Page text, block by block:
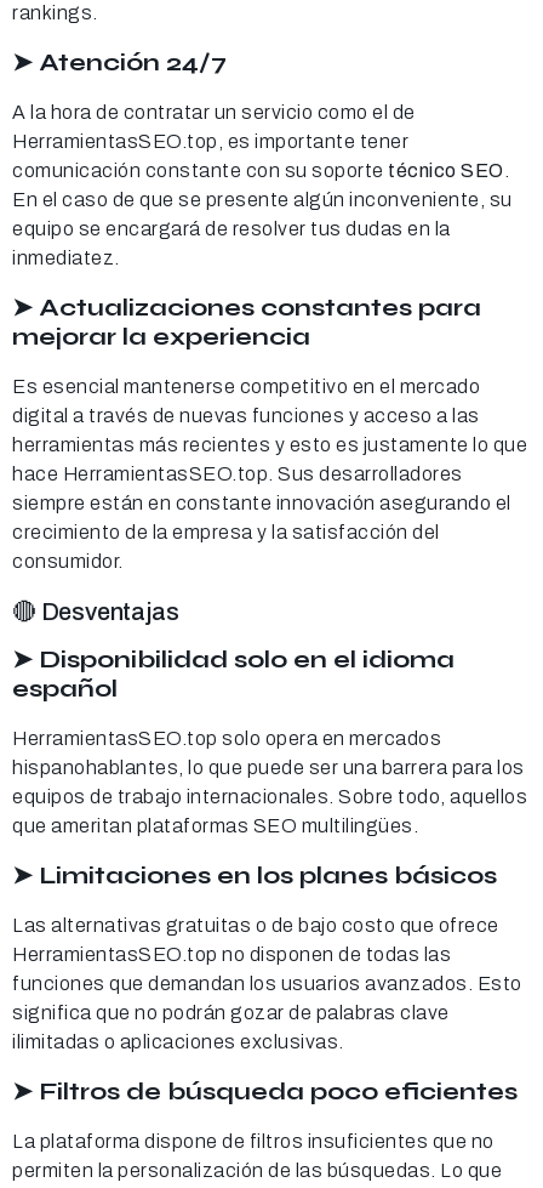
rankings.
➤ Atención 24/7
A la hora de contratar un servicio como el de
HerramientasSEO.top, es importante tener
comunicación constante con su soporte técnico SEO
En el caso de que se presente algún inconveniente, su
equipo se encargará de resolver tus dudas en la
inmediatez.
➤ Actualizaciones constantes para
mejorar la experiencia
Es esencial mantenerse competitivo en el mercado
digital a través de nuevas funciones y acceso a las
herramientas más recientes y esto es justamente lo que
hace HerramientasSEO.top. Sus desarrolladores
siempre están en constante innovación asegurando el
crecimiento de la empresa y la satisfacción del
consumidor.
🔴 Desventajas
➤ Disponibilidad solo en el idioma
español
HerramientasSEO.top solo opera en mercados
hispanohablantes, lo que puede ser una barrera para los
equipos de trabajo internacionales. Sobre todo, aquellos
que ameritan plataformas SEO multilingües.
➤ Limitaciones en los planes básicos
Las alternativas gratuitas o de bajo costo que ofrece
HerramientasSEO.top no disponen de todas las
funciones que demandan los usuarios avanzados. Esto
significa que no podrán gozar de palabras clave
ilimitadas o aplicaciones exclusivas.
➤ Filtros de búsqueda poco eficientes
La plataforma dispone de filtros insuficientes que no
permiten la personalización de las búsquedas. Lo que